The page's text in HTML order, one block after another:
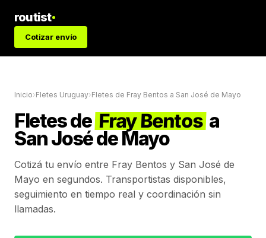
routist
Cotizar envío
Inicio›Fletes Uruguay›Fletes de Fray Bentos a San José de Mayo
Fletes de Fray Bentos a
San José de Mayo
Cotizá tu envío entre Fray Bentos y San José de
Mayo en segundos. Transportistas disponibles,
seguimiento en tiempo real y coordinación sin
llamadas.